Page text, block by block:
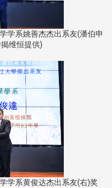
学系姚善杰杰出系友(潘伯申
维恒提供)
学系黄俊达杰出系友(右)奖